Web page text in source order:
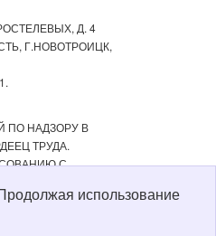
Д. 4
Г.НОВОТРОИЦК,
ПО НАДЗОРУ В
ТРУДА.
С
использование